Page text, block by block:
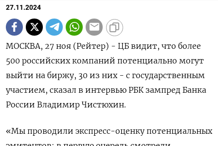
27.11.2024
МОСКВА, 27 ноя (Рейтер) - ЦБ видит, что более
500 российских компаний потенциально могут
выйти на биржу, 30 из них - с государственным
участием, сказал в интервью РБК зампред Банка
России Владимир Чистюхин.
«Мы проводили экспресс-оценку потенциальных